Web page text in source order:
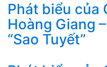
Phát biểu của
Hoàng Giang
“Sao Tuyết”